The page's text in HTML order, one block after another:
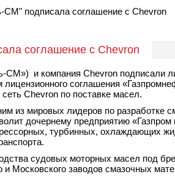
CM" подписала соглашение с Chevron
соглашение с Chevron
и компания Chevron подписали
соглашения
Chevron по поставке масел.
из мировых лидеров по разработке
дочернему предприятию
турбинных, охлаждающих
судовых моторных масел под
Московского заводов смазочных